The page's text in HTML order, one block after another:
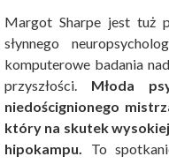
Margot Sharpe jest tuż
słynnego
komputerowe badania
przyszłości. Młoda
niedoścignionego
który na skutek
hipokampu. To